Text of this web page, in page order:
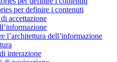
per definire i contenuti
accettazione
l’architettura dell’informazione
interazione